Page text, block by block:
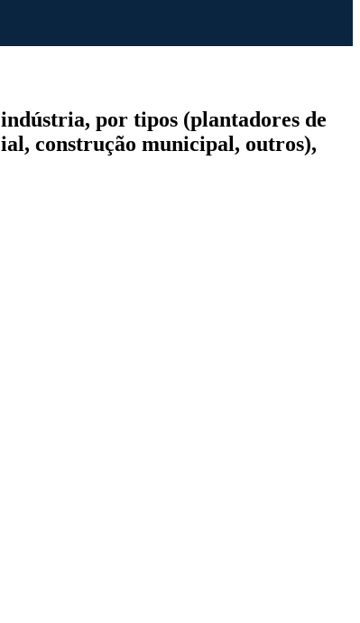
por tipos (plantadores de
construção municipal, outros),